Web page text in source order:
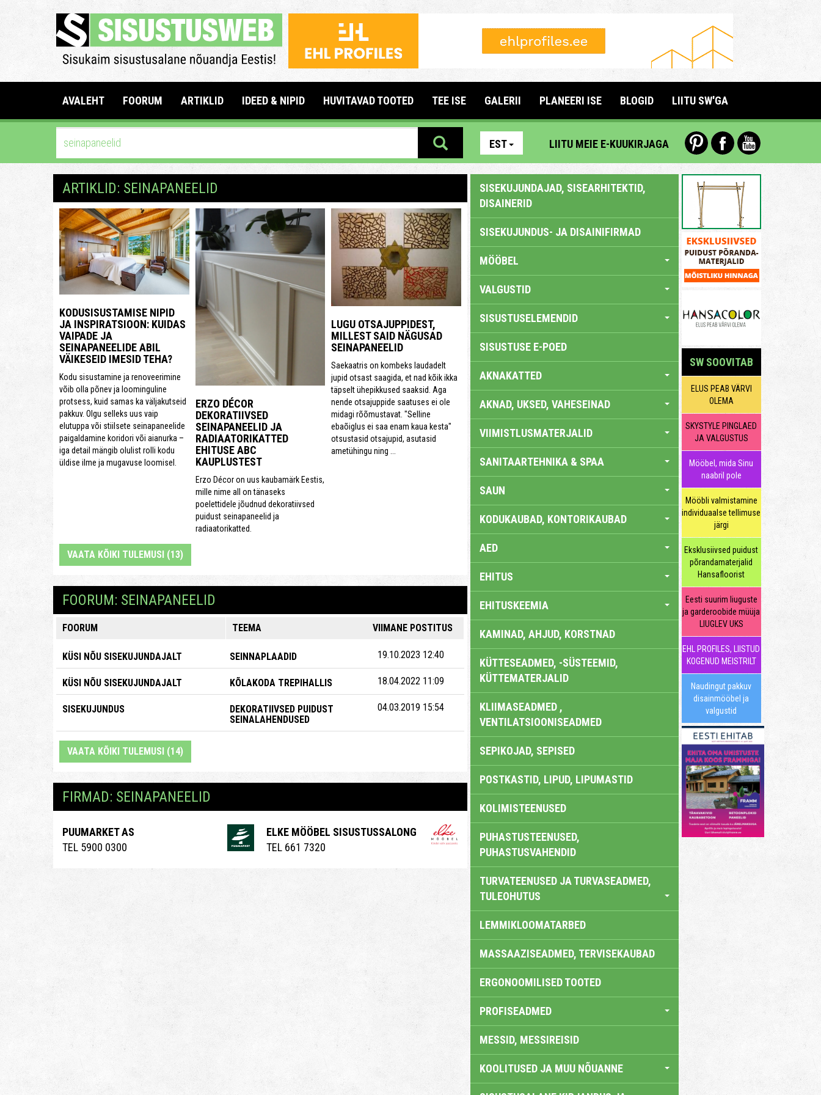
AVALEHT FOORUM ARTIKLID IDEED & NIPID HUVITAVAD TOOTED TEE ISE GALERII PLANEERI ISE BLOGID LIITU SW'GA
EST LIITU MEIE E-KUUKIRJAGA
ARTIKLID: SEINAPANEELID
KODUSISUSTAMISE NIPID
JA INSPIRATSIOON: KUIDAS
VAIPADE JA
SEINAPANEELIDE ABIL
VÄIKESEID IMESID TEHA?
Kodu sisustamine ja renoveerimine
võib olla põnev ja loominguline
protsess, kuid samas ka väljakutseid
pakkuv. Olgu selleks uus vaip
elutuppa või stiilsete seinapaneelide
paigaldamine koridori või aianurka –
iga detail mängib olulist rolli kodu
üldise ilme ja mugavuse loomisel.
ERZO DÉCOR
DEKORATIIVSED
SEINAPANEELID JA
RADIAATORIKATTED
EHITUSE ABC
KAUPLUSTEST
Erzo Décor on uus kaubamärk Eestis,
mille nime all on tänaseks
poelettidele jõudnud dekoratiivsed
puidust seinapaneelid ja
radiaatorikatted.
LUGU OTSAJUPPIDEST,
MILLEST SAID NÄGUSAD
SEINAPANEELID
Saekaatris on kombeks laudadelt
jupid otsast saagida, et nad kõik ikka
täpselt ühepikkused saaksid. Aga
nende otsajuppide saatuses ei ole
midagi rõõmustavat. "Selline
ebaõiglus ei saa enam kaua kesta"
otsustasid otsajupid, asutasid
ametühingu ning ...
VAATA KÕIKI TULEMUSI (13)
FOORUM: SEINAPANEELID
FOORUM TEEMA VIIMANE POSTITUS
KÜSI NÕU SISEKUJUNDAJALT SEINNAPLAADID 19.10.2023 12:40
KÜSI NÕU SISEKUJUNDAJALT KÕLAKODA TREPIHALLIS 18.04.2022 11:09
SISEKUJUNDUS
DEKORATIIVSED PUIDUST
SEINALAHENDUSED
04.03.2019 15:54
VAATA KÕIKI TULEMUSI (14)
FIRMAD: SEINAPANEELID
PUUMARKET AS
TEL 5900 0300
ELKE MÖÖBEL SISUSTUSSALONG
TEL 661 7320
SISEKUJUNDAJAD, SISEARHITEKTID,
DISAINERID
SISEKUJUNDUS- JA DISAINIFIRMAD
MÖÖBEL
VALGUSTID
SISUSTUSELEMENDID
SISUSTUSE E-POED
AKNAKATTED
AKNAD, UKSED, VAHESEINAD
VIIMISTLUSMATERJALID
SANITAARTEHNIKA & SPAA
SAUN
KODUKAUBAD, KONTORIKAUBAD
AED
EHITUS
EHITUSKEEMIA
KAMINAD, AHJUD, KORSTNAD
KÜTTESEADMED, -SÜSTEEMID,
KÜTTEMATERJALID
KLIIMASEADMED ,
VENTILATSIOONISEADMED
SEPIKOJAD, SEPISED
POSTKASTID, LIPUD, LIPUMASTID
KOLIMISTEENUSED
PUHASTUSTEENUSED,
PUHASTUSVAHENDID
TURVATEENUSED JA TURVASEADMED,
TULEOHUTUS
LEMMIKLOOMATARBED
MASSAAZISEADMED, TERVISEKAUBAD
ERGONOOMILISED TOOTED
PROFISEADMED
MESSID, MESSIREISID
KOOLITUSED JA MUU NÕUANNE
SW SOOVITAB
ELUS PEAB VÄRVI
OLEMA
SKYSTYLE PINGLAED
JA VALGUSTUS
Mööbel, mida Sinu
naabril pole
Mööbli valmistamine
individuaalse tellimuse
järgi
Eksklusiivsed puidust
põrandamaterjalid
Hansafloorist
Eesti suurim liuguste
ja garderoobide müüja
LIUGLEV UKS
EHL PROFILES, LIISTUD
KOGENUD MEISTRILT
Naudingut pakkuv
disainmööbel ja
valgustid